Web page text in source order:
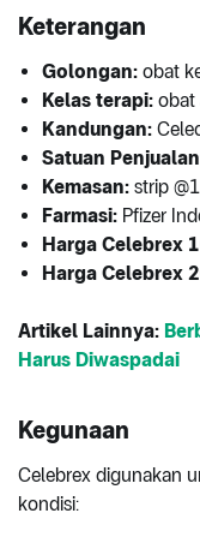
Keterangan
Golongan: obat
Kelas terapi: obat
Kandungan:
Satuan
Kemasan: strip
Farmasi: Pfizer
Harga Celebrex
Harga Celebrex
Artikel Lainnya:
Harus Diwaspadai
Kegunaan
Celebrex digunakan
kondisi: